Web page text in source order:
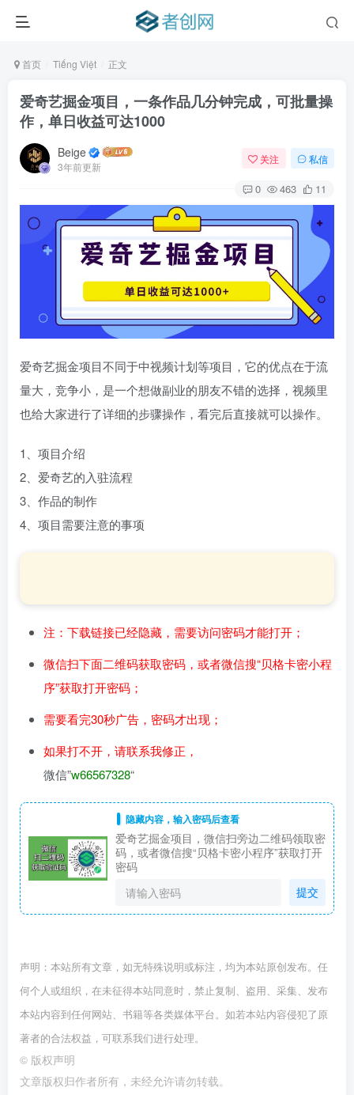
首页 Tiếng Việt 正文
爱奇艺掘金项目，一条作品几分钟完成，可批量操
作，单日收益可达1000
Beige
3年前更新
关注 私信
0 463 11
爱奇艺掘金项目不同于中视频计划等项目，它的优点在于流
量大，竞争小，是一个想做副业的朋友不错的选择，视频里
也给大家进行了详细的步骤操作，看完后直接就可以操作。
1、项目介绍
2、爱奇艺的入驻流程
3、作品的制作
4、项目需要注意的事项
注：下载链接已经隐藏，需要访问密码才能打开；
微信扫下面二维码获取密码，或者微信搜“贝格卡密小程
序”获取打开密码；
需要看完30秒广告，密码才出现；
如果打不开，请联系我修正，
微信”w66567328“
隐藏内容，输入密码后查看
爱奇艺掘金项目，微信扫旁边二维码领取密
码，或者微信搜“贝格卡密小程序”获取打开
密码
提交
声明：本站所有文章，如无特殊说明或标注，均为本站原创发布。任
何个人或组织，在未征得本站同意时，禁止复制、盗用、采集、发布
本站内容到任何网站、书籍等各类媒体平台。如若本站内容侵犯了原
著者的合法权益，可联系我们进行处理。
© 版权声明
文章版权归作者所有，未经允许请勿转载。